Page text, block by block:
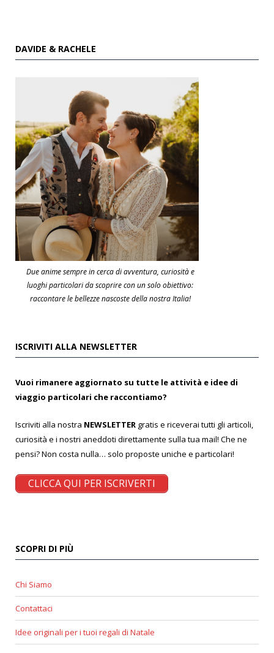
DAVIDE & RACHELE
Due anime sempre in cerca di avventura, curiosità e
luoghi particolari da scoprire con un solo obiettivo:
raccontare le bellezze nascoste della nostra Italia!
ISCRIVITI ALLA NEWSLETTER
Vuoi rimanere aggiornato su tutte le attività e idee di
viaggio particolari che raccontiamo?
Iscriviti alla nostra NEWSLETTER gratis e riceverai tutti gli articoli,
curiosità e i nostri aneddoti direttamente sulla tua mail! Che ne
pensi? Non costa nulla… solo proposte uniche e particolari!
CLICCA QUI PER ISCRIVERTI
SCOPRI DI PIÙ
Chi Siamo
Contattaci
Idee originali per i tuoi regali di Natale